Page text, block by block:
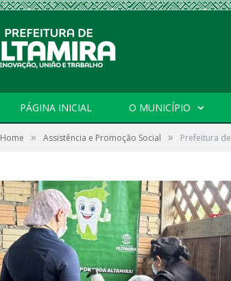
PÁGINA INICIAL O MUNICÍPIO
Home » Assistência e Promoção Social » Prefeitura